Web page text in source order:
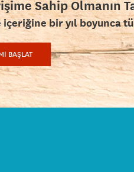
Sahip Olmanın
içeriğine bir yıl boyunca
BAŞLAT